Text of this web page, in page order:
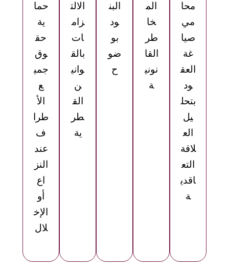
محا
مي
صيا
غة
العق
ود
بتحل
يل
الع
لاقة
التع
اقدي
ة
الم
خا
طر
القا
نوني
ة
البن
ود
بو
ضو
ح
الالت
زام
ات
بالق
واني
ن
الق
طر
ية
حما
ية
حق
وق
جمي
ع
الأ
طرا
ف
عند
النز
اع
أو
الإخ
لال